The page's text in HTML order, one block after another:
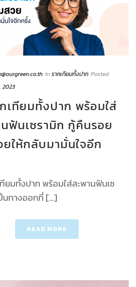
Inรากเทียมทั้งปาก Posted
2023
เทียมทั้งปาก พร้อมใส่
ฟันเซรามิก กู้คืนรอย
ให้กลับมามั่นใจอีก
ทียมทั้งปาก พร้อมใส่สะพานฟันเซ
นทางออกที่ […]
READ MORE